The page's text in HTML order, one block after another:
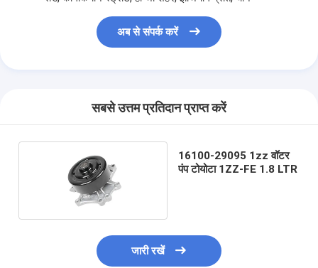
अब से संपर्क करें
सबसे उत्तम प्रतिदान प्राप्त करें
16100-29095 1zz वॉटर
पंप टोयोटा 1ZZ-FE 1.8 LTR
जारी रखें